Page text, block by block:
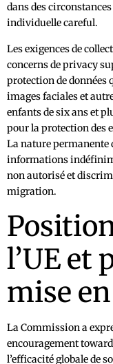
dans des
individuelle careful.
Les exigences de
concerns de privacy
protection de données
images faciales et
enfants de six ans et
pour la protection des
La nature permanente
informations
non autorisé et
migration.
l’UE et
mise
La Commission a
encouragement
l’efficacité globale de